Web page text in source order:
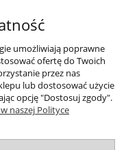
umożliwiają poprawne
ofertę do Twoich
przez nas
lub dostosować użycie
opcję "Dostosuj zgody".
naszej Polityce